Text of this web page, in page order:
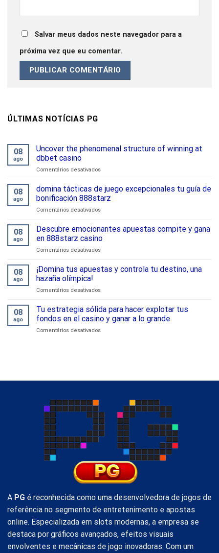
Salvar meus dados neste navegador para a
próxima vez que eu comentar.
ÚLTIMAS NOTÍCIAS PG
08
ago
Uncover the phenomenal structure of winning at
dbbet casino
Comentários desativadosem
the
phenomenal
structure
of
at
dbbet
08
ago
domina tácticas de juego excepcionales tu guía de
bonificación 888starz
Comentários desativadosem
tácticas
juego
excepcionales
guía
888starz
08
ago
Descubre emocionantes apuestas compite y gana
en 888starz casino
Comentários desativadosem
emocionantes
apuestas
y
en
888starz
casino
08
ago
¡Domina tus apuestas y controla tu destino, una
hazaña olímpica!
Comentários desativadosem
tus
apuestas
y
controla
08
ago
Tu estrategia sólida para hacer explotar tus
fondos en el casino y ganar a lo grande
Comentários desativadosem
explotar
el
y
ganar
grande
A PG é reconhecida como uma desenvolvedora de jogos de
referência no segmento de entretenimento e apostas
online. Especializada em slots modernas, a empresa se
destaca por gráficos avançados, efeitos visuais
envolventes e mecânicas de jogo inovadoras. Com um